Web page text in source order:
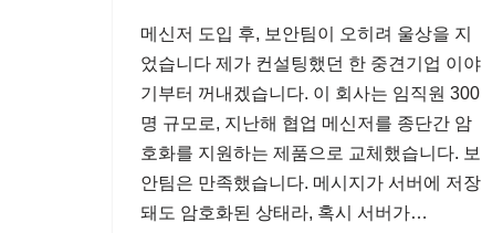
메신저 도입 후, 보안팀이 오히려 울상을 지
었습니다 제가 컨설팅했던 한 중견기업 이야
기부터 꺼내겠습니다. 이 회사는 임직원 300
명 규모로, 지난해 협업 메신저를 종단간 암
호화를 지원하는 제품으로 교체했습니다. 보
안팀은 만족했습니다. 메시지가 서버에 저장
돼도 암호화된 상태라, 혹시 서버가…